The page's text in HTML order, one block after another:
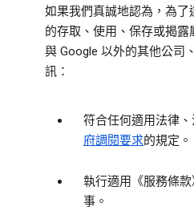
如果我們真誠地認為，為
的存取、使用、保存或揭
與 Google 以外的其他公司
訊：
符合任何適用法律、
府調閱要求的規定。
執行適用《服務條
事。